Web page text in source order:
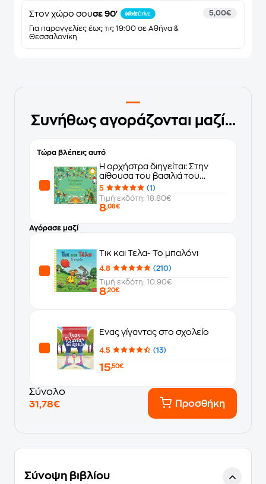
Στον χώρο σουσε 90'
Για παραγγελίες έως τις 19:00 σε Αθήνα &
Θεσσαλονίκη
5,00€
Συνήθως αγοράζονται μαζί...
Τώρα βλέπεις αυτό
Η ορχήστρα διηγείται: Στην
αίθουσα του βασιλιά του
βουνού
5
(1)
Τιμή εκδότη: 18.80€
8,08€
Αγόρασε μαζί
Τικ και Τελα- Το μπαλόνι
4.8
(210)
Τιμή εκδότη: 10.90€
8,20€
Ένας γίγαντας στο σχολείο
4.5 (13)
15,50€
Σύνολο
31,78€
Προσθήκη
Σύνοψη βιβλίου